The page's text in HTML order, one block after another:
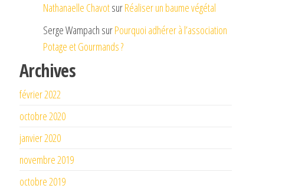
Nathanaelle ChavotsurRéaliser un baume végétal
Serge Wampach surPourquoi adhérer à l’association
Potage et Gourmands ?
Archives
février 2022
octobre 2020
janvier 2020
novembre 2019
octobre 2019